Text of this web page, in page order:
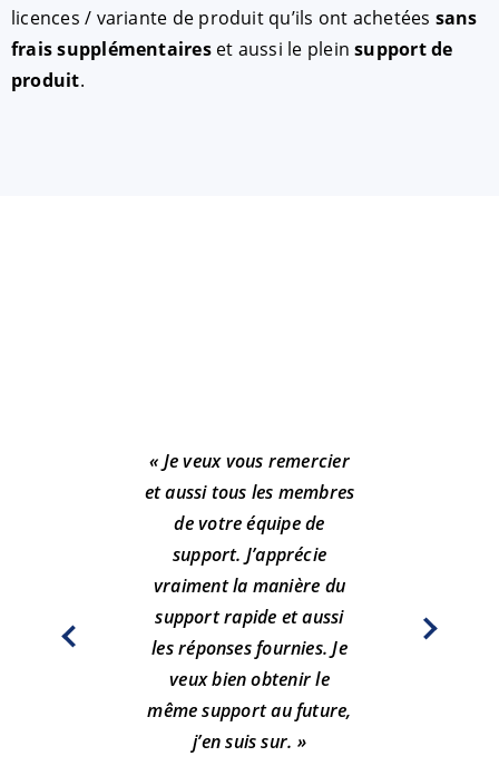
licences / variante de produit qu’ils ont achetées sans
frais supplémentaireset aussi le pleinsupport de
produit.
« Je veux vous remercier
et aussi tous les membres
de votre équipe de
support. J’apprécie
vraiment la manière du
support rapide et aussi
les réponses fournies. Je
veux bien obtenir le
même support au future,
j’en suis sur. »